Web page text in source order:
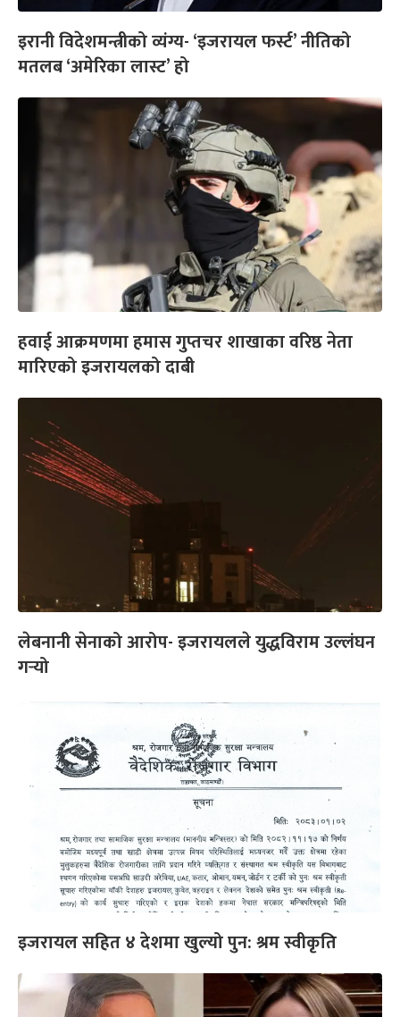
इरानी विदेशमन्त्रीको व्यंग्य- ‘इजरायल फर्स्ट’ नीतिको
मतलब ‘अमेरिका लास्ट’ हो
हवाई आक्रमणमा हमास गुप्तचर शाखाका वरिष्ठ नेता
मारिएको इजरायलको दाबी
लेबनानी सेनाको आरोप- इजरायलले युद्धविराम उल्लंघन
गर्‍यो
इजरायल सहित ४ देशमा खुल्यो पुन: श्रम स्वीकृति